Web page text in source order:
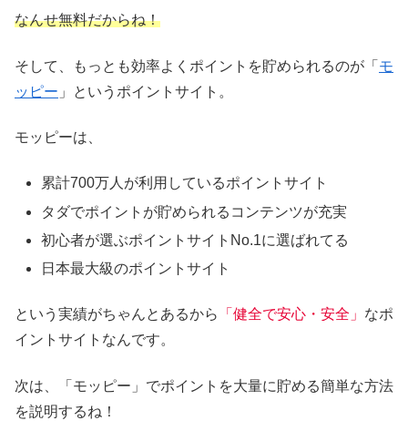
なんせ無料だからね！
そして、もっとも効率よくポイントを貯められるのが「 モ
ッピー 」というポイントサイト。
モッピーは、
累計700万人が利用しているポイントサイト
タダでポイントが貯められるコンテンツが充実
初心者が選ぶポイントサイトNo.1に選ばれてる
日本最大級のポイントサイト
という実績がちゃんとあるから 「健全で安心・安全」 なポ
イントサイトなんです。
次は、「モッピー」でポイントを大量に貯める簡単な方法
を説明するね！